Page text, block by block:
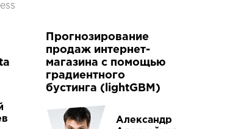
Прогнозирование
продаж интернет-
магазина с помощью
градиентного
бустинга (lightGBM)
Александр